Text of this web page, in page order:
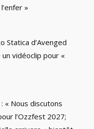
»
Statica d’Avenged
vidéoclip pour «
« Nous discutons
l’Ozzfest 2027;